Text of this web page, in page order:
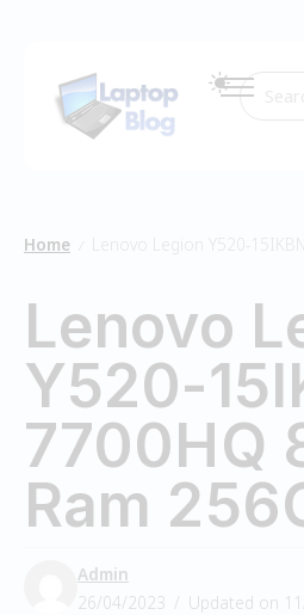
Home Lenovo Legion Y520-15IKBN i7
Lenovo
Y520-
7700HQ
Ram
Admin
26/04/2023
Updated on